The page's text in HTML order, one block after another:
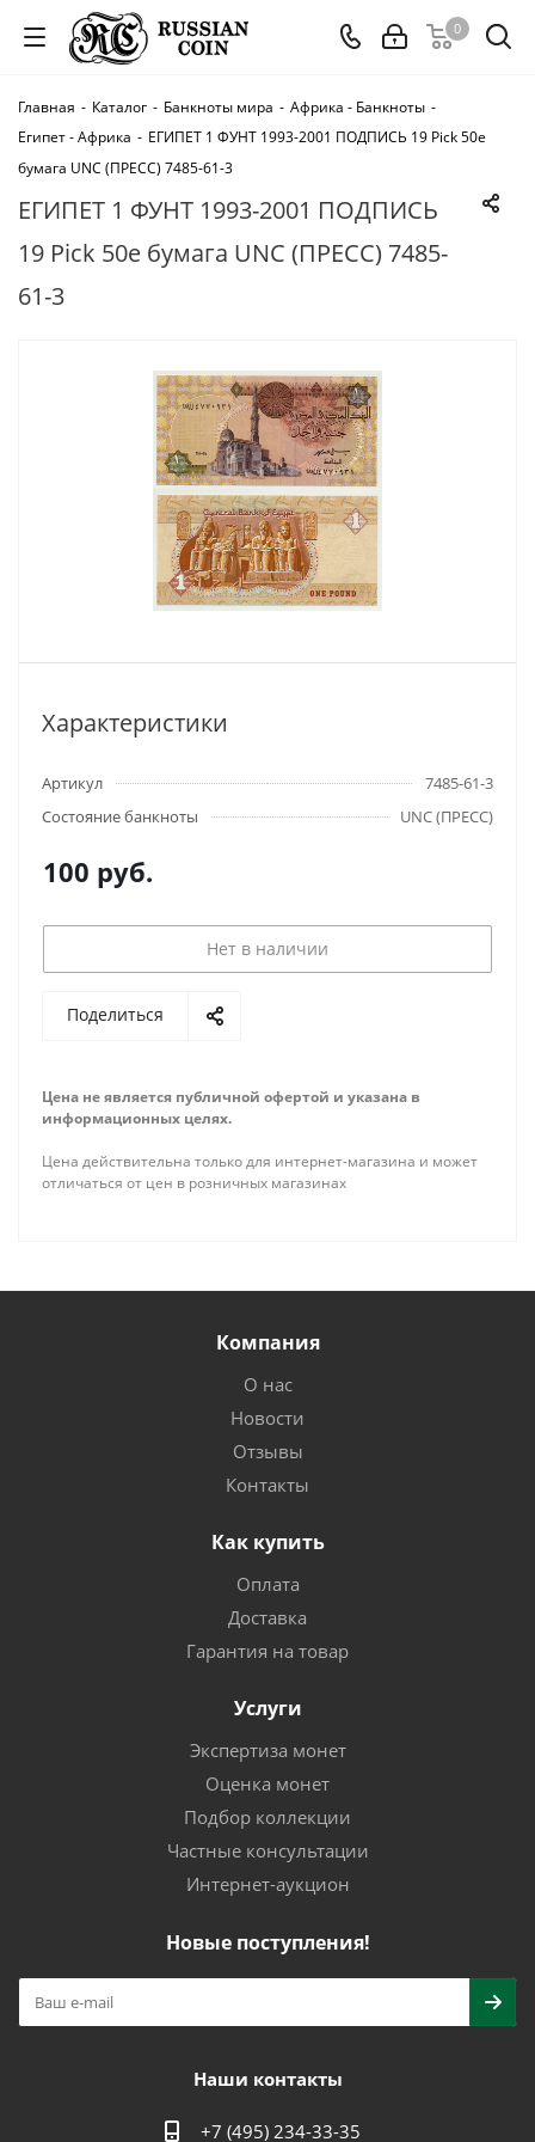
0
Главная - Каталог - Банкноты мира - Африка - Банкноты -
Египет - Африка - ЕГИПЕТ 1 ФУНТ 1993-2001 ПОДПИСЬ 19 Pick 50e
бумага UNC (ПРЕСС) 7485-61-3
ЕГИПЕТ 1 ФУНТ 1993-2001 ПОДПИСЬ
19 Pick 50e бумага UNC (ПРЕСС) 7485-
61-3
Характеристики
Артикул
7485-61-3
Состояние банкноты
UNC (ПРЕСС)
100 руб.
Нет в наличии
Поделиться
Цена не является публичной офертой и указана в
информационных целях.
Цена действительна только для интернет-магазина и может
отличаться от цен в розничных магазинах
Компания
О нас
Новости
Отзывы
Контакты
Как купить
Оплата
Доставка
Гарантия на товар
Услуги
Экспертиза монет
Оценка монет
Подбор коллекции
Частные консультации
Интернет-аукцион
Новые поступления!
Наши контакты
+7 (495) 234-33-35